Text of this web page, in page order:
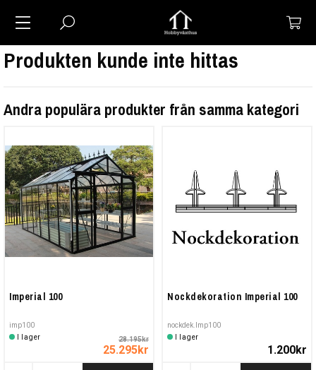
Produkten kunde inte hittas
Andra populära produkter från samma kategori
Imperial 100
imp100
I lager
28.195kr
25.295kr
Nockdekoration Imperial 100
nockdek.Imp100
I lager
1.200kr